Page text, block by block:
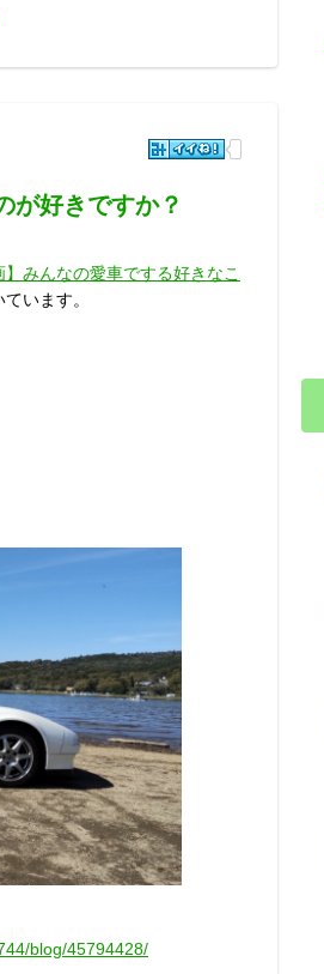
が好きですか？
】みんなの愛車でする好きなこ
います。
blog/45794428/